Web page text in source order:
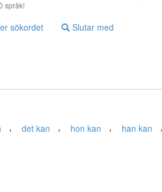
språk!
sökordet Slutar med
, det kan , hon kan , han kan ,